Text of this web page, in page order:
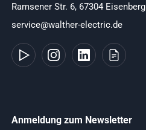
Ramsener Str. 6, 67304 Eisenberg
service@walther-electric.de
Anmeldung zum Newsletter